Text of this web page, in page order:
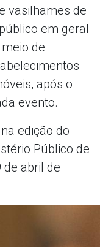
vasilhames de
em geral
de
após o
evento.
edição do
Público de
de abril de